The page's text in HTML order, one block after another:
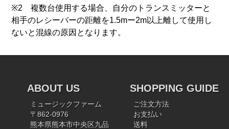
※2 複数台使用する場合、自分のトランスミッターと
相手のレシーバーの距離を1.5mー2m以上離して使用し
ないと混線の原因となります。
ABOUT US
ミュージックファーム
〒862-0976
熊本県熊本市中央区九品
SHOPPING GUIDE
ご注文方法
お支払い
送料